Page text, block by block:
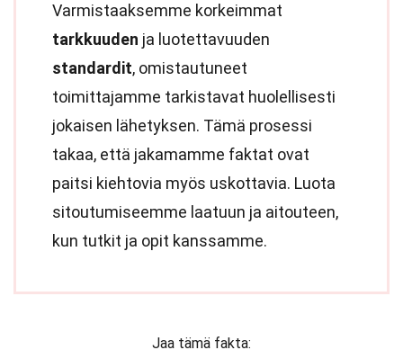
Varmistaaksemme korkeimmat
tarkkuuden ja luotettavuuden
standardit, omistautuneet
toimittajamme tarkistavat huolellisesti
jokaisen lähetyksen. Tämä prosessi
takaa, että jakamamme faktat ovat
paitsi kiehtovia myös uskottavia. Luota
sitoutumiseemme laatuun ja aitouteen,
kun tutkit ja opit kanssamme.
Jaa tämä fakta: